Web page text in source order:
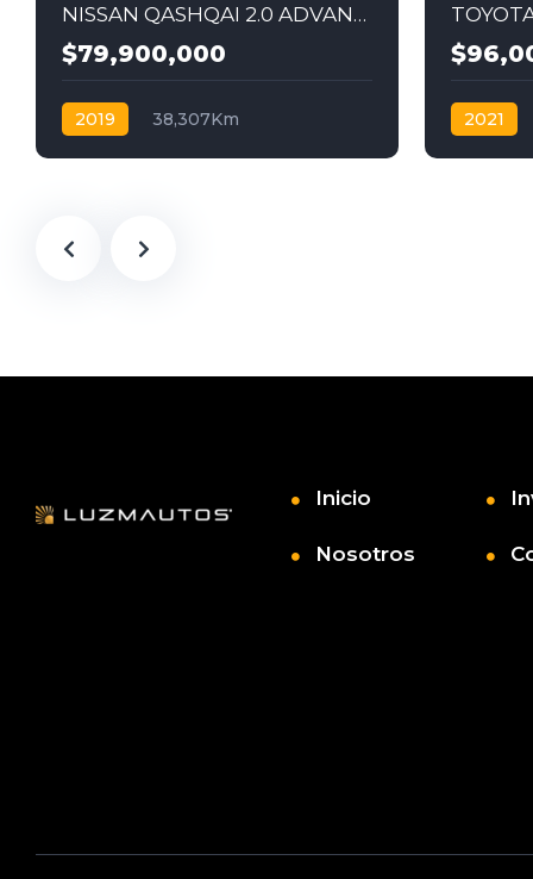
NISSAN QASHQAI 2.0 ADVANCE 2019
$79,900,000
2019
38,307Km
2021
Inicio
Nosotros